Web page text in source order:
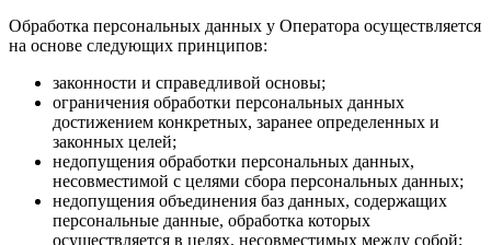
Обработка персональных данных у Оператора осуществляется
на основе следующих принципов:
законности и справедливой основы;
ограничения обработки персональных данных
достижением конкретных, заранее определенных и
законных целей;
недопущения обработки персональных данных,
несовместимой с целями сбора персональных данных;
недопущения объединения баз данных, содержащих
персональные данные, обработка которых
осуществляется в целях, несовместимых между собой;